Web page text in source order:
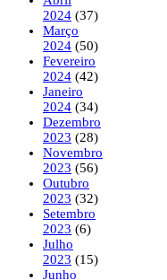
2024 (37)
Março
2024 (50)
Fevereiro
2024 (42)
Janeiro
2024 (34)
Dezembro
2023 (28)
Novembro
2023 (56)
Outubro
2023 (32)
Setembro
2023 (6)
Julho
2023 (15)
Junho